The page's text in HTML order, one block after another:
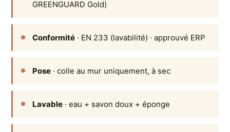
GREENGUARD Gold)
Conformité · EN 233 (lavabilité) · approuvé ERP
Pose · colle au mur uniquement, à sec
Lavable · eau + savon doux + éponge